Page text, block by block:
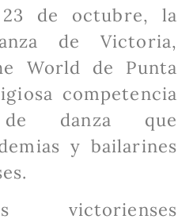
de octubre, la
de Victoria,
World de Punta
competencia
de danza que
y bailarines
victorienses